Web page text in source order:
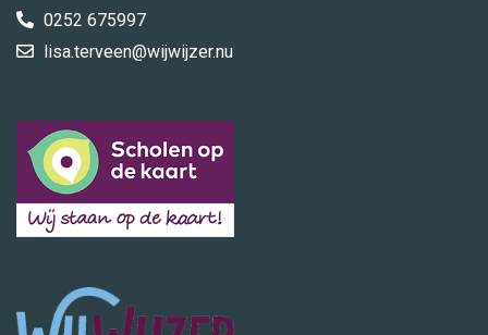
0252 675997
lisa.terveen@wijwijzer.nu